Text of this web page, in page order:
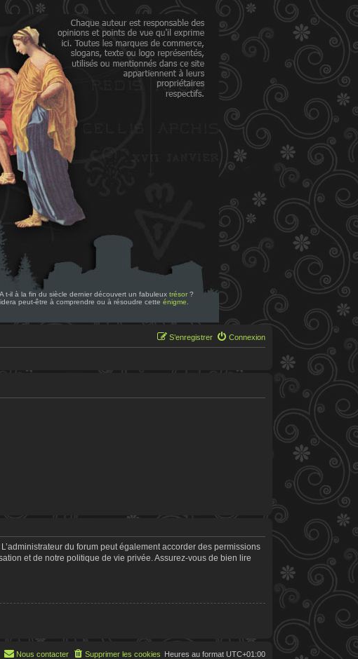
t-il à la fin du siècle dernier découvert un fabuleux trésor ?
peut-être à comprendre ou à résoudre cette énigme
Connexion
S’enregistrer
du forum peut également accorder des permissions
et de notre politique de vie privée. Assurez-vous de bien lire
Heures au format UTC+01:00
Supprimer les cookies
Nous contacter